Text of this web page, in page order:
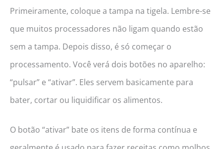
Primeiramente, coloque a tampa na tigela. Lembre-se
que muitos processadores não ligam quando estão
sem a tampa. Depois disso, é só começar o
processamento. Você verá dois botões no aparelho:
“pulsar” e “ativar”. Eles servem basicamente para
bater, cortar ou liquidificar os alimentos.
O botão “ativar” bate os itens de forma contínua e